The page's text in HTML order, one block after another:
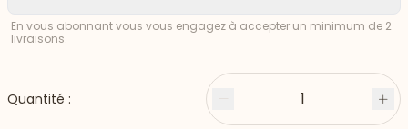
En vous abonnant vous vous engagez à accepter un minimum de 2
livraisons.
Quantité : Moins 1